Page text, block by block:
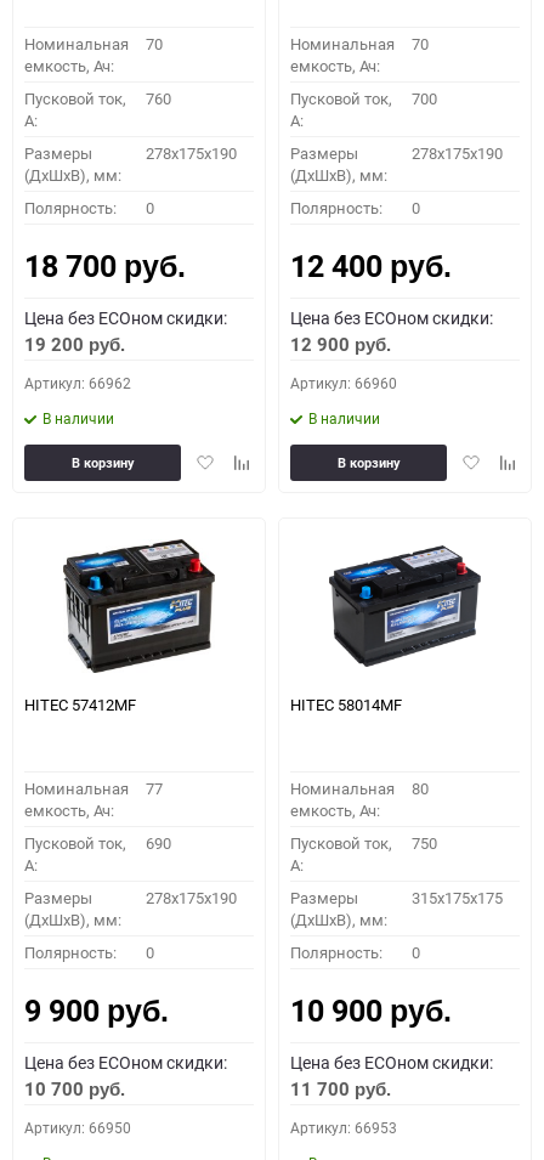
Номинальная
емкость, Ач:
70
Пусковой ток,
A:
760
Размеры
(ДхШхВ), мм:
278x175x190
Полярность: 0
18 700 руб.
Цена без ECOном скидки:
19 200 руб.
Артикул: 66962
В наличии
ДобавитьДобавить
В корзину
Номинальная
емкость, Ач:
70
Пусковой ток,
A:
700
Размеры
(ДхШхВ), мм:
278x175x190
Полярность: 0
12 400 руб.
Цена без ECOном скидки:
12 900 руб.
Артикул: 66960
В наличии
Добавить
В корзину
HITEC 57412MF
Номинальная
емкость, Ач:
77
Пусковой ток,
A:
690
Размеры
(ДхШхВ), мм:
278x175x190
Полярность: 0
9 900 руб.
Цена без ECOном скидки:
10 700 руб.
Артикул: 66950
HITEC 58014MF
Номинальная
емкость, Ач:
80
Пусковой ток,
A:
750
Размеры
(ДхШхВ), мм:
315x175x175
Полярность: 0
10 900 руб.
Цена без ECOном скидки:
11 700 руб.
Артикул: 66953